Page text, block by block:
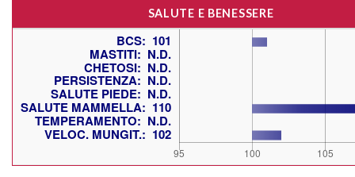
SALUTE E BENESSERE